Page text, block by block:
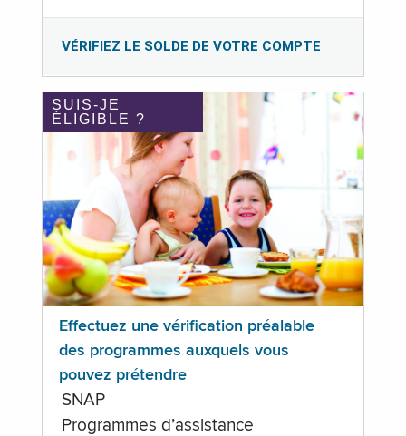
VÉRIFIEZ LE SOLDE DE VOTRE COMPTE
SUIS-JE
ÉLIGIBLE ?
Effectuez une vérification préalable
des programmes auxquels vous
pouvez prétendre
SNAP
Programmes d’assistance